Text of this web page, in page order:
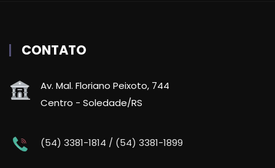
CONTATO
Av. Mal. Floriano Peixoto, 744
Centro - Soledade/RS
(54) 3381-1814 / (54) 3381-1899